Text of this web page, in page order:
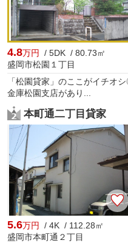
4.8万円
/ 5DK / 80.73㎡
盛岡市松園１丁目
「松園貸家」のここがイチオ
金庫松園支店があり...
本町通二丁目貸家
5.6万円
/ 4K / 112.28㎡
盛岡市本町通２丁目